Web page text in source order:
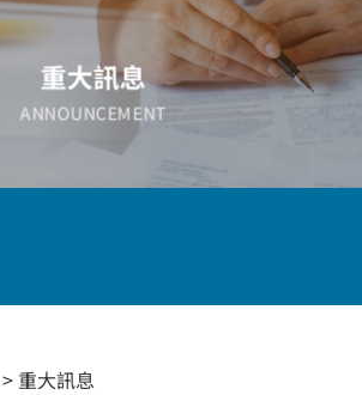
重大訊息
ANNOUNCEMENT
> 重大訊息